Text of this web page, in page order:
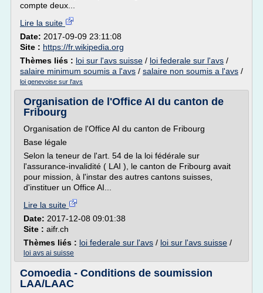
compte deux...
Lire la suite
Date: 2017-09-09 23:11:08
Site : https://fr.wikipedia.org
Thèmes liés : loi sur l'avs suisse / loi federale sur l'avs /
salaire minimum soumis a l'avs / salaire non soumis a l'avs /
loi genevoise sur l'avs
Organisation de l'Office AI du canton de
Fribourg
Organisation de l'Office AI du canton de Fribourg
Base légale
Selon la teneur de l'art. 54 de la loi fédérale sur
l'assurance-invalidité ( LAI ), le canton de Fribourg avait
pour mission, à l'instar des autres cantons suisses,
d'instituer un Office AI...
Lire la suite
Date: 2017-12-08 09:01:38
Site : aifr.ch
Thèmes liés : loi federale sur l'avs / loi sur l'avs suisse /
loi avs ai suisse
Comoedia - Conditions de soumission
LAA/LAAC